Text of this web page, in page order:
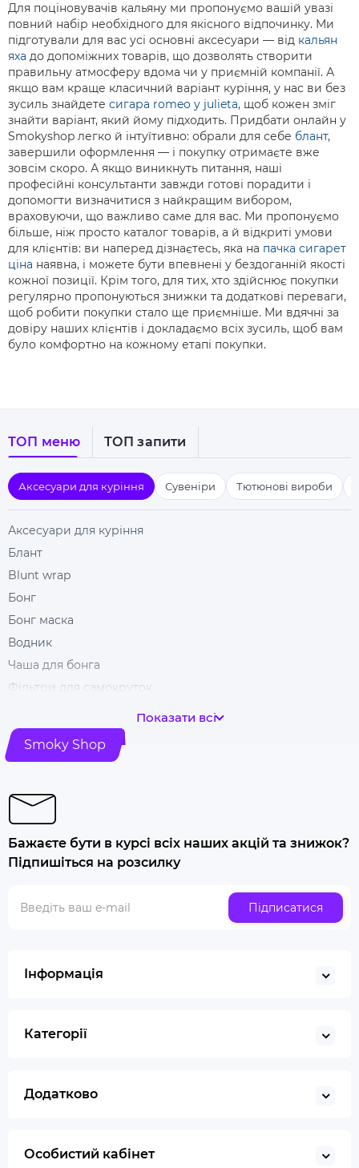
Для поціновувачів кальяну ми пропонуємо вашій увазі
повний набір необхідного для якісного відпочинку. Ми
підготували для вас усі основні аксесуари — від кальян
яха до допоміжних товарів, що дозволять створити
правильну атмосферу вдома чи у приємній компанії. А
якщо вам краще класичний варіант куріння, у нас ви без
зусиль знайдете сигара romeo y julieta, щоб кожен зміг
знайти варіант, який йому підходить. Придбати онлайн у
Smokyshop легко й інтуїтивно: обрали для себе блант,
завершили оформлення — і покупку отримаєте вже
зовсім скоро. А якщо виникнуть питання, наші
професійні консультанти завжди готові порадити і
допомогти визначитися з найкращим вибором,
враховуючи, що важливо саме для вас. Ми пропонуємо
більше, ніж просто каталог товарів, а й відкриті умови
для клієнтів: ви наперед дізнаєтесь, яка на пачка сигарет
ціна наявна, і можете бути впевнені у бездоганній якості
кожної позиції. Крім того, для тих, хто здійснює покупки
регулярно пропонуються знижки та додаткові переваги,
щоб робити покупки стало ще приємніше. Ми вдячні за
довіру наших клієнтів і докладаємо всіх зусиль, щоб вам
було комфортно на кожному етапі покупки.
ТОП меню ТОП запити
Аксесуари для куріння Сувеніри Тютюнові вироби
Аксесуари для куріння
Блант
Blunt wrap
Бонг
Бонг маска
Водник
Чаша для бонга
Фільтри для самокруток
Гріндери
Ковпак для куріння
Купити папір для самокруток
Попільничка
Купити люльку для куріння
Люлька для куріння набір
Купити ювелірні ваги
Гільйотина для сигар
Показати всі
Smoky Shop
Бажаєте бути в курсі всіх наших акцій та знижок?
Підпишіться на розсилку
Підписатися
Інформація
Категорії
Додатково
Особистий кабінет